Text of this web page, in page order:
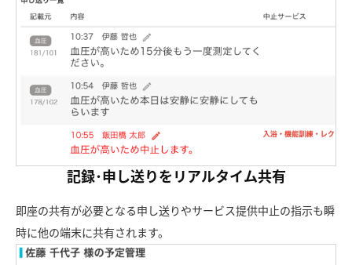
記録･申し送りをリアルタイム共有
即座の共有が必要となる申し送りやサービス提供中止の指示も瞬
時に他の端末に共有されます。